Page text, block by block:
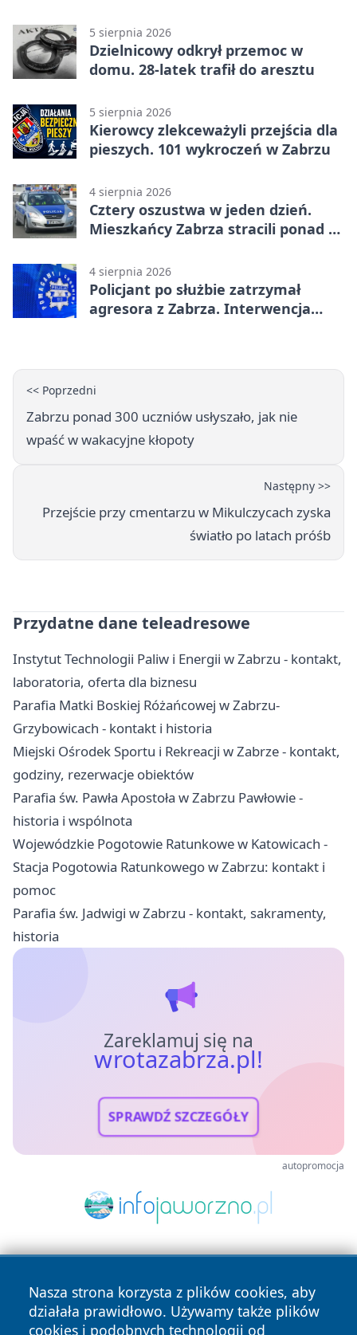
5 sierpnia 2026
Dzielnicowy odkrył przemoc w
domu. 28-latek trafił do aresztu
5 sierpnia 2026
Kierowcy zlekceważyli przejścia dla
pieszych. 101 wykroczeń w Zabrzu
4 sierpnia 2026
Cztery oszustwa w jeden dzień.
Mieszkańcy Zabrza stracili ponad 6
4 sierpnia 2026
Policjant po służbie zatrzymał
agresora z Zabrza. Interwencja
<< Poprzedni
Zabrzu ponad 300 uczniów usłyszało, jak nie
wpaść w wakacyjne kłopoty
Następny >>
Przejście przy cmentarzu w Mikulczycach zyska
światło po latach próśb
Przydatne dane teleadresowe
Instytut Technologii Paliw i Energii w Zabrzu - kontakt,
laboratoria, oferta dla biznesu
Parafia Matki Boskiej Różańcowej w Zabrzu-
Grzybowicach - kontakt i historia
Miejski Ośrodek Sportu i Rekreacji w Zabrze - kontakt,
godziny, rezerwacje obiektów
Parafia św. Pawła Apostoła w Zabrzu Pawłowie -
historia i wspólnota
Wojewódzkie Pogotowie Ratunkowe w Katowicach -
Stacja Pogotowia Ratunkowego w Zabrzu: kontakt i
pomoc
Parafia św. Jadwigi w Zabrzu - kontakt, sakramenty,
historia
Zareklamuj się na
wrotazabrza.pl!
SPRAWDŹ SZCZEGÓŁY
autopromocja
Nasza strona korzysta z plików cookies, aby
działała prawidłowo. Używamy także plików
cookies i podobnych technologii od